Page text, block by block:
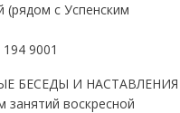
(рядом с Успенским
9001
БЕСЕДЫ И НАСТАВЛЕНИЯ
занятий воскресной